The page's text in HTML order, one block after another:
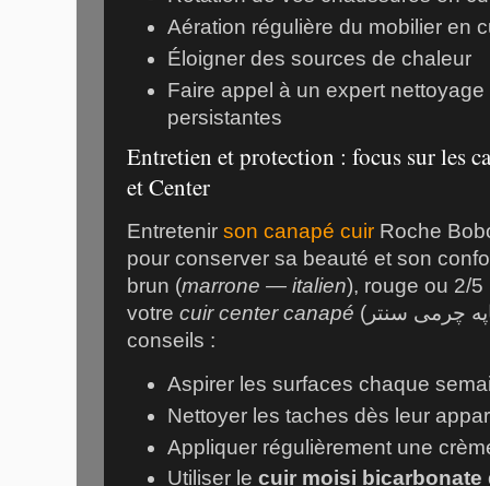
Aération régulière du mobilier en
Éloigner des sources de chaleur
Faire appel à un expert
persistantes
Entretien et protection : focus sur les
et Center
Entretenir son canapé cuir Roche
pour conserver sa beauté et son
brun (marrone — italien), rouge ou 2/
votre cuir center canapé (کاناپه چرمی سنتر — persan) avec ces
conseils :
Aspirer les surfaces chaque
Nettoyer les taches dès leur
Appliquer régulièrement une
Utiliser lecuir moisi bicarbonate